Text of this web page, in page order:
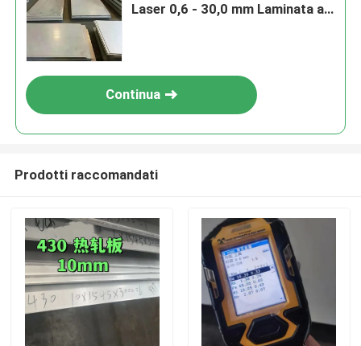
Laser 0,6 - 30,0 mm Laminata a
Continua
Prodotti raccomandati